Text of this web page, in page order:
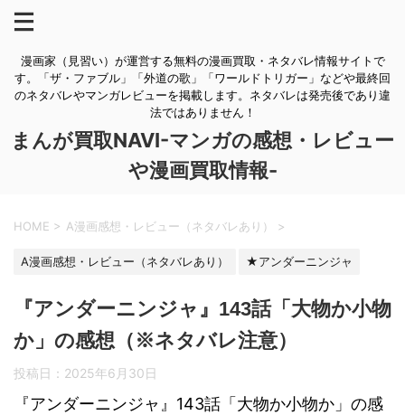
漫画家（見習い）が運営する無料の漫画買取・ネタバレ情報サイトで
す。「ザ・ファブル」「外道の歌」「ワールドトリガー」などや最終回
のネタバレやマンガレビューを掲載します。ネタバレは発売後であり違
法ではありません！
まんが買取NAVI-マンガの感想・レビュー
や漫画買取情報-
HOME > A漫画感想・レビュー（ネタバレあり） >
A漫画感想・レビュー（ネタバレあり） ★アンダーニンジャ
『アンダーニンジャ』143話「大物か小物
か」の感想（※ネタバレ注意）
投稿日： 2025年6月30日
『アンダーニンジャ』143話「大物か小物か」の感